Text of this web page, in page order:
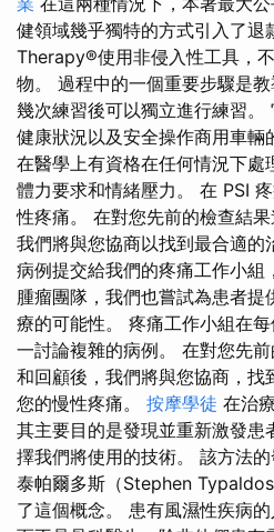
健領域幾乎獨特的方式引入了退
Therapy®使用非侵入性工具，
物。 過程中的一個重要步驟是
幾次練習後可以獨立進行練習。
健康狀況以及安全操作商用車輛
在醫學上有資格在任何情況下處
體力要求和情緒壓力。 在 PSI
性疼痛。 在對您先前的檢查結
我們將與您協商以找到最合適的
病例提交給我們的疼痛工作小組
腫瘤團隊，我們也嘗試為患者
療的可能性。 疼痛工作小組在
一討論複雜的病例。 在對您先
和回顧後，我們將與您協商，找
您的慢性疼痛。 按摩學徒 在治
其主要目的是發現並重新激發患
擇我們將使用的技術。 該方法
泰帕爾多斯（Stephen
了這個概念。 患有風濕性疾病